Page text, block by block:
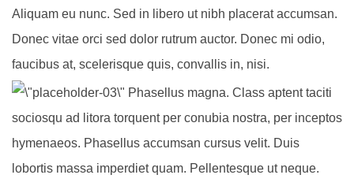
Aliquam eu nunc. Sed in libero ut nibh placerat accumsan.
Donec vitae orci sed dolor rutrum auctor. Donec mi odio,
faucibus at, scelerisque quis, convallis in, nisi.
Phasellus magna. Class aptent taciti
sociosqu ad litora torquent per conubia nostra, per inceptos
hymenaeos. Phasellus accumsan cursus velit. Duis
lobortis massa imperdiet quam. Pellentesque ut neque.